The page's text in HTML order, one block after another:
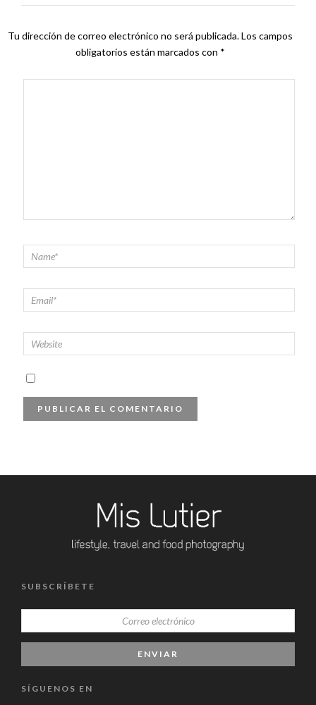
Tu dirección de correo electrónico no será publicada.Los campos
obligatorios están marcados con *
SUBSCRÍBETE
SÍGUENOS EN